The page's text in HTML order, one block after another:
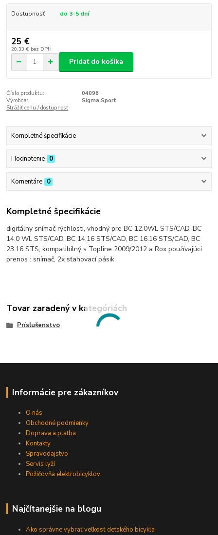
Dostupnosť do 3-5 dní
25 €
20,33 € bez DPH
Pridať do košíka
Číslo produktu:
04096
Výrobca:
Sigma Sport
Strážiť cenu / dostupnosť
Kompletné špecifikácie
Hodnotenie 0
Komentáre 0
Kompletné špecifikácie
digitálny snímač rýchlosti, vhodný pre BC 12.0WL STS/CAD, BC
14.0 WL STS/CAD, BC 14.16 STS/CAD, BC 16.16 STS/CAD, BC
23.16 STS, kompatibilný s Topline 2009/2012 a Rox používajúci
prenos : snímač, 2x sťahovací pásik
Tovar zaradený v kategóriách
Príslušenstvo
Informácie pre zákazníkov
O nás
Obchodné podmienky
Doprava a platba
Kontakty
Spravodajstvo
Servis lyží
Požičovňa elektrobicyklov
Najčítanejšie na blogu
Ako správne vybrať veľkosť detského bicykla